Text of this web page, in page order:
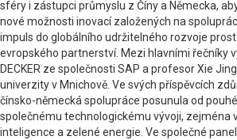
sféry i zástupci průmyslu z Číny a Německa,
nové možnosti inovací založených na
impuls do globálního udržitelného rozvoje
evropského partnerství. Mezi hlavními řečníky
DECKER ze společnosti SAP a profesor Xie
univerzity v Mnichově. Ve svých příspěvcích
čínsko-německá spolupráce posunula od
společnému technologickému vývoji, zejména
inteligence a zelené energie. Ve společné